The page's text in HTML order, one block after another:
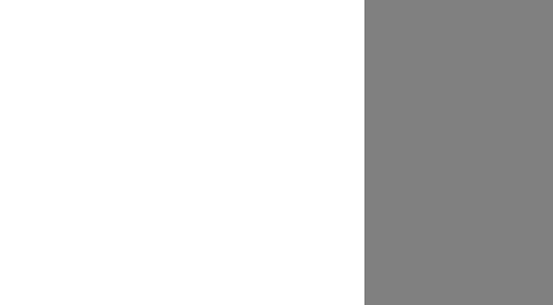
les croquettes
malgré l'inflation des prix est d'opter pour
offrent des réductions ou proposent des prix
certains propriétaires n'hésitent pas à payer
pas d'acheter des croquettes de cette façon.
devez privilégier les croquettes ayant la
animal dans un endroit où la température
de garder le sac des croquettes bien
des paquets XXL, même si cela peut
de petits paquets en gros. Ne placez pas non